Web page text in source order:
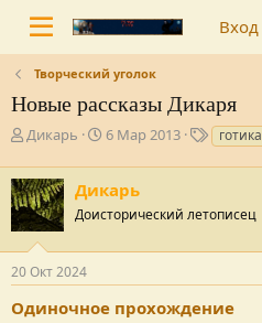
Вход
Творческий уголок
Новые рассказы Дикаря
А
т
о
р
т
е
м
ы
Дикарь
Д
т
а
н
ч
л
а
6 Мар 2013
Т
е
г
готика
Дикарь
Доисторический летописец
20 Окт 2024
Одиночное прохождение